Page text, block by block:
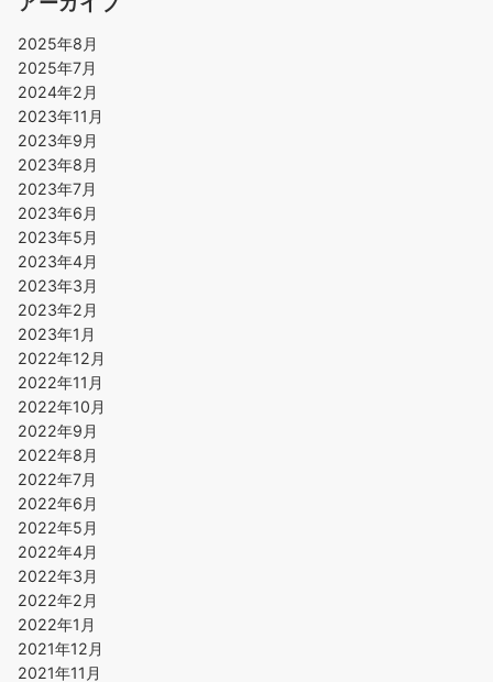
2025年8月
2025年7月
2024年2月
2023年11月
2023年9月
2023年8月
2023年7月
2023年6月
2023年5月
2023年4月
2023年3月
2023年2月
2023年1月
2022年12月
2022年11月
2022年10月
2022年9月
2022年8月
2022年7月
2022年6月
2022年5月
2022年4月
2022年3月
2022年2月
2022年1月
2021年12月
2021年11月